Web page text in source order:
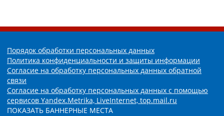
Порядок обработки персональных данных
Политика конфиденциальности и защиты информации
Согласие на обработку персональных данных обратной
связи
Согласие на обработку персональных данных с помощью
сервисов Yandex.Metrika, LiveInternet, top.mail.ru
ПОКАЗАТЬ БАННЕРНЫЕ МЕСТА